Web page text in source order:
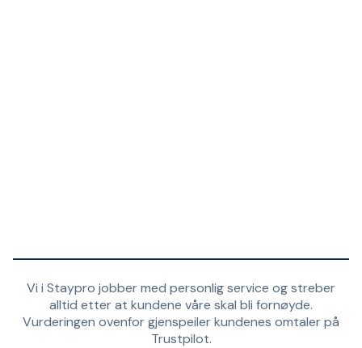
Vi i Staypro jobber med personlig service og streber
alltid etter at kundene våre skal bli fornøyde.
Vurderingen ovenfor gjenspeiler kundenes omtaler på
Trustpilot.